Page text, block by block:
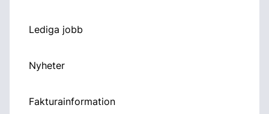
Lediga jobb
Nyheter
Fakturainformation